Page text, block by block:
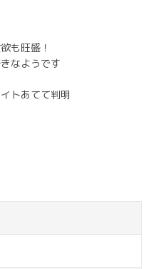
も旺盛！
なようです
トあてて判明